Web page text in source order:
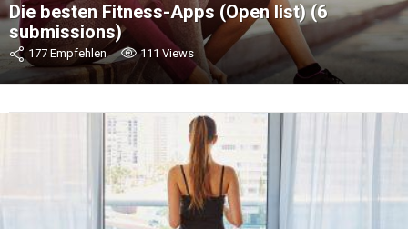
Die besten Fitness-Apps (Open list) (6
submissions)
177 Empfehlen 111 Views